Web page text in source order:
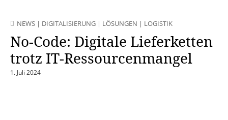
NEWS | DIGITALISIERUNG | LÖSUNGEN | LOGISTIK
No-Code: Digitale Lieferketten
trotz IT-Ressourcenmangel
1. Juli 2024